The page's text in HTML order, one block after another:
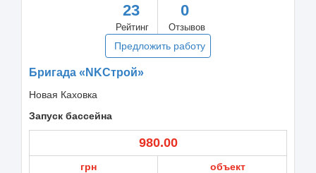
23
Рейтинг
0
Отзывов
Предложить работу
Бригада «NKСтрой»
Новая Каховка
Запуск бассейна
980.00
грн объект